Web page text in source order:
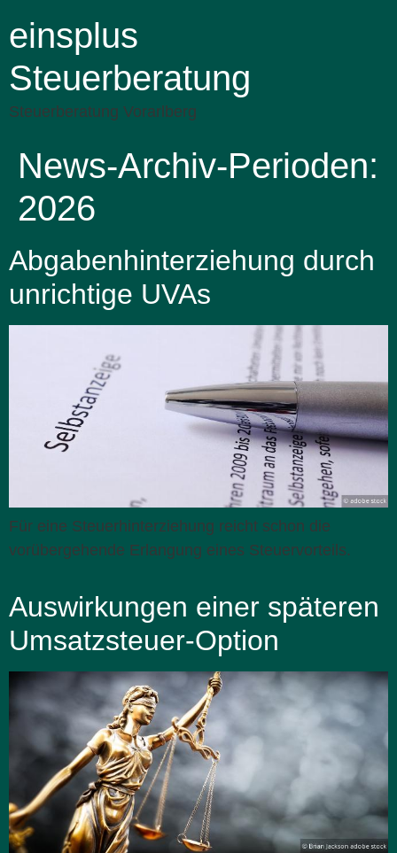
einsplus
Steuerberatung
Steuerberatung Vorarlberg
News-Archiv-Perioden:
2026
Abgabenhinterziehung durch
unrichtige UVAs
Für eine Steuerhinterziehung reicht schon die
vorübergehende Erlangung eines Steuervorteils.
Auswirkungen einer späteren
Umsatzsteuer-Option